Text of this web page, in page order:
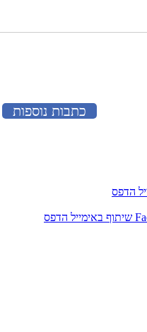
כתבות נוספות
הדפס
שיתוף באימייל הדפס